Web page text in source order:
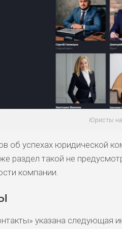
Юристы
об успехах юридической
раздел такой не
компании.
указана следующая